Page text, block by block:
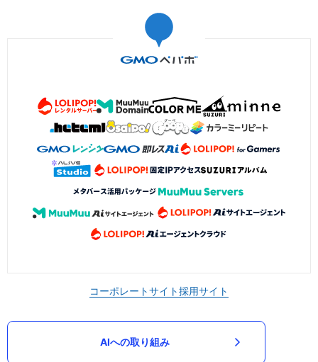
コーポレートサイト採用サイト
AIへの取り組み